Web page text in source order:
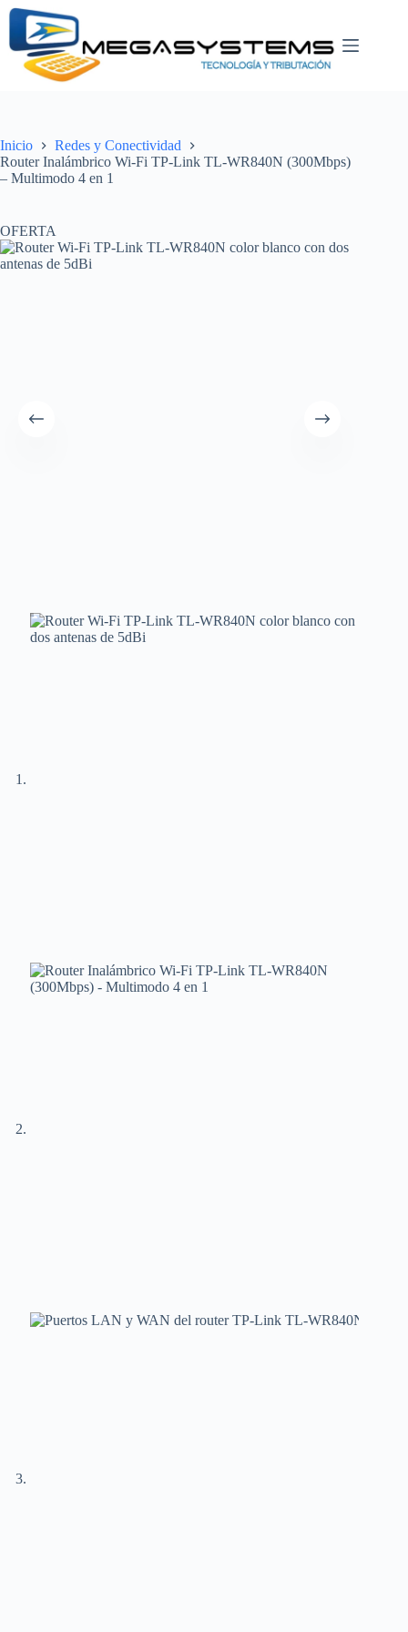
Saltar
contenido
Inicio
Redes y Conectividad
Router Inalámbrico Wi-Fi TP-Link TL-WR840N (300Mbps)
– Multimodo 4 en 1
OFERTA